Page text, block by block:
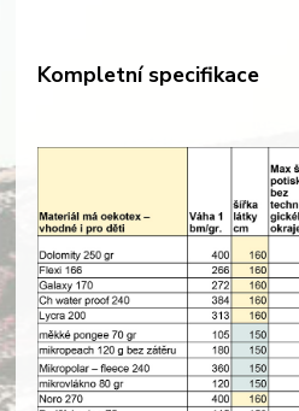
Kompletní specifikace